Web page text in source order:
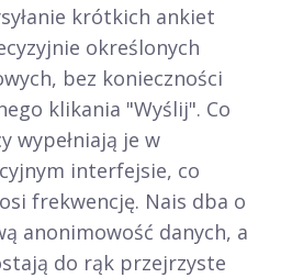
krótkich ankiet
określonych
bez konieczności
klikania "Wyślij". Co
wypełniają je w
interfejsie, co
frekwencję. Nais dba o
anonimowość danych, a
do rąk przejrzyste